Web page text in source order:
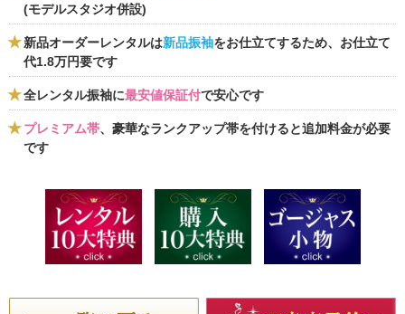
(モデルスタジオ併設)
新品オーダーレンタルは新品振袖をお仕立てするため、お仕立て
代1.8万円要です
全レンタル振袖に最安値保証付で安心です
プレミアム帯、豪華なランクアップ帯を付けると追加料金が必要
です